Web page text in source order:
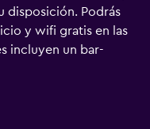
disposición. Podrás
y wifi gratis en las
incluyen un bar-
y aparcamiento con
alojamientos con